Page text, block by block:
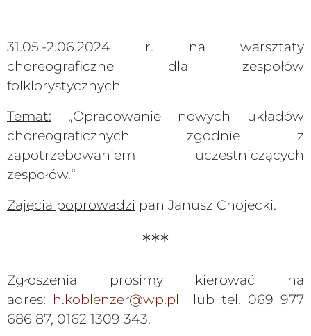
31.05.-2.06.2024 r. na warsztaty
choreograficzne dla zespołów
folklorystycznych
Temat: „Opracowanie nowych układów
choreograficznych zgodnie z
zapotrzebowaniem uczestniczących
zespołów.“
Zajęcia poprowadzi pan Janusz Chojecki.
***
Zgłoszenia prosimy kierować na
adres: h.koblenzer@wp.pl lub tel. 069 977
686 87, 0162 1309 343.